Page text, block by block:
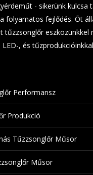
- sikerünk kulcsa
folyamatos fejlődés. Öt
tűzzsonglőr eszközünkkel
, és
Performansz
Produkció
Tűzzsonglőr Műsor
Műsor